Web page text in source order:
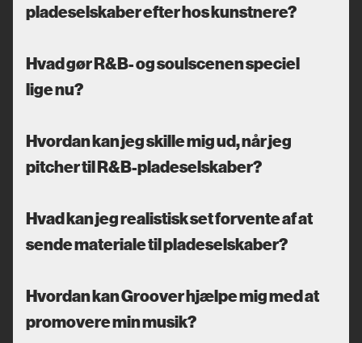
pladeselskaber efter hos kunstnere?
Hvad gør R&B- og soulscenen speciel
lige nu?
Hvordan kan jeg skille mig ud, når jeg
pitcher til R&B-pladeselskaber?
Hvad kan jeg realistisk set forvente af at
sende materiale til pladeselskaber?
Hvordan kan Groover hjælpe mig med at
promovere min musik?